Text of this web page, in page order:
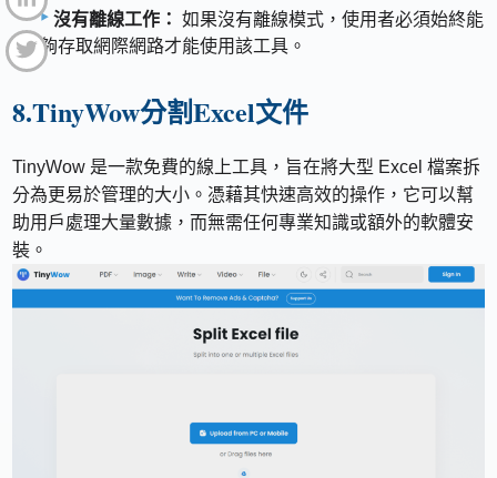
沒有離線工作： 如果沒有離線模式，使用者必須始終能
夠存取網際網路才能使用該工具。
8.TinyWow分割Excel文件
TinyWow 是一款免費的線上工具，旨在將大型 Excel 檔案拆
分為更易於管理的大小。憑藉其快速高效的操作，它可以幫
助用戶處理大量數據，而無需任何專業知識或額外的軟體安
裝。